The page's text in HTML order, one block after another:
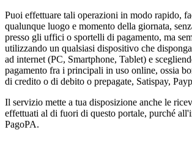
Puoi effettuare tali operazioni in modo rapido,
qualunque luogo e momento della giornata,
presso gli uffici o sportelli di pagamento, ma
utilizzando un qualsiasi dispositivo che
ad internet (PC, Smartphone, Tablet) e
pagamento fra i principali in uso online, ossia
di credito o di debito o prepagate, Satispay,
Il servizio mette a tua disposizione anche le
effettuati al di fuori di questo portale, purché
PagoPA.